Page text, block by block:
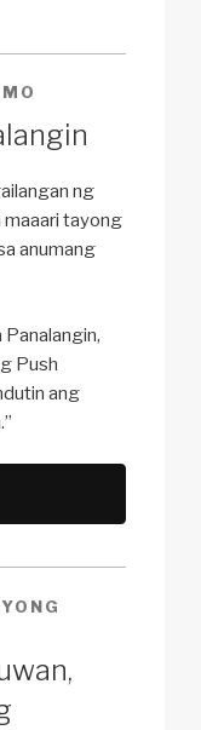
ng
maaari tayong
anumang
Push
ang